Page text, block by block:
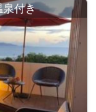
泉付き